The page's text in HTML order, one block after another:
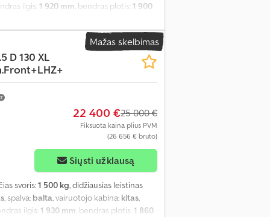
ilgis:1 920 mm, bendras plotis:1 900
programa (ESP), imobilaizerio
stumdomos durys, suodžių filtras,
Mažas skelbimas
D 130 XL
22 400 €25 000 €
Fiksuota kaina plius PVM
(26 656 € bruto)
Siųsti užklausą
svoris:1 500 kg, didžiausias leistinas
, spalva: balta, vairuotojo kabina: kitas,
ilgis:1 930 mm, bendras plotis:1 860